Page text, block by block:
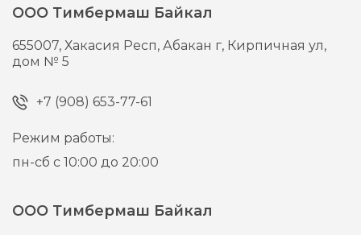
ООО Тимбермаш Байкал
655007,Хакасия Респ, Абакан г, Кирпичная ул,
дом № 5
+7 (908) 653-77-61
Режим работы:
пн-сб с 10:00 до 20:00
ООО Тимбермаш Байкал